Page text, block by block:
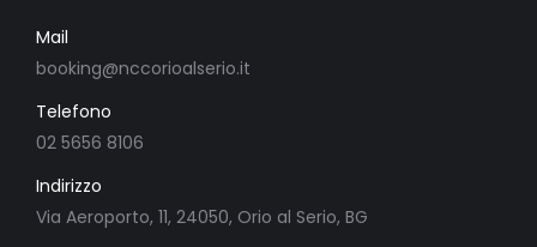
Mail
booking@nccorioalserio.it
Telefono
02 5656 8106
Indirizzo
Via Aeroporto, 11, 24050, Orio al Serio, BG